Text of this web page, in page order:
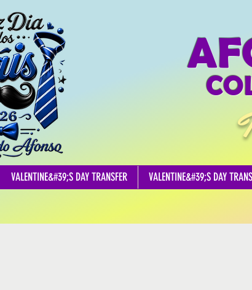
VALENTINE&#39;S DAY TRANSFER VALENTINE&#39;S DAY